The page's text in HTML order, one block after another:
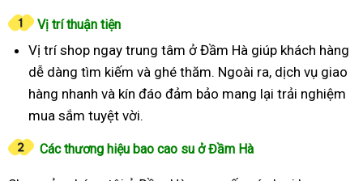
Vị trí thuận tiện
Vị trí shop ngay trung tâm ở Đầm Hà giúp khách hàng
dễ dàng tìm kiếm và ghé thăm. Ngoài ra, dịch vụ giao
hàng nhanh và kín đáo đảm bảo mang lại trải nghiệm
mua sắm tuyệt vời.
Các thương hiệu bao cao su ở Đầm Hà